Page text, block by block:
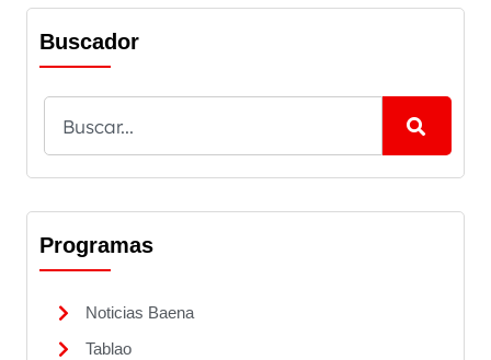
Buscador
Programas
Noticias Baena
Tablao